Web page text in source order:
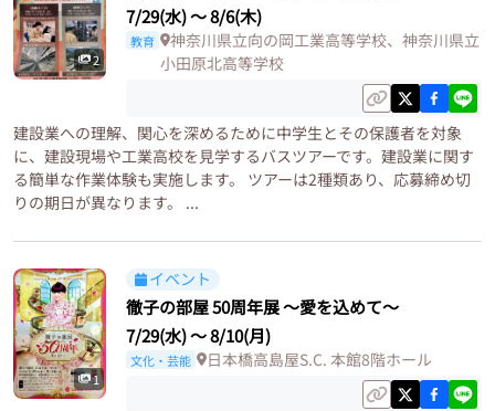
2
7/29(水)〜8/6(木)
教育
神奈川県立向の岡工業高等学校、神奈川県立
小田原北高等学校
建設業への理解、関心を深めるために中学生とその保護者を対象
に、建設現場や工業高校を見学するバスツアーです。建設業に関す
る簡単な作業体験も実施します。 ツアーは2種類あり、応募締め切
りの期日が異なります。 ...
1
イベント
徹子の部屋 50周年展 ～愛を込めて～
7/29(水)〜8/10(月)
文化・芸能 日本橋高島屋S.C. 本館8階ホール